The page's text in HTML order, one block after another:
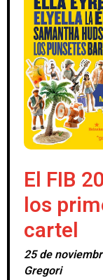
El FIB
los
cartel
25 de
Gregori